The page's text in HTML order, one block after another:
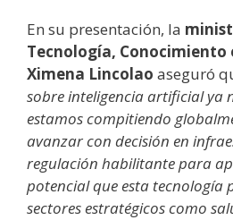
En su presentación, la
Tecnología, Conocimiento
Ximena Lincolao aseguró
sobre inteligencia artificial ya
estamos compitiendo
avanzar con decisión en
regulación habilitante para
potencial que esta tecnología
sectores estratégicos como